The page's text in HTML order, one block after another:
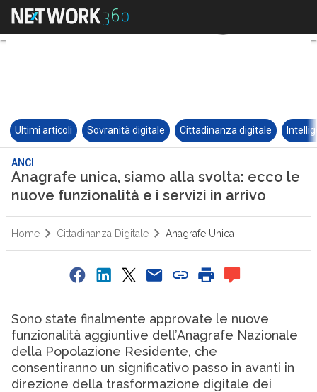
Ultimi articoli Sovranità digitale Cittadinanza digitale
ANCI
Anagrafe unica, siamo alla svolta: ecco le
nuove funzionalità e i servizi in arrivo
Home Cittadinanza Digitale Anagrafe Unica
Sono state finalmente approvate le nuove
funzionalità aggiuntive dell’Anagrafe Nazionale
della Popolazione Residente, che
consentiranno un significativo passo in avanti in
direzione della trasformazione digitale dei